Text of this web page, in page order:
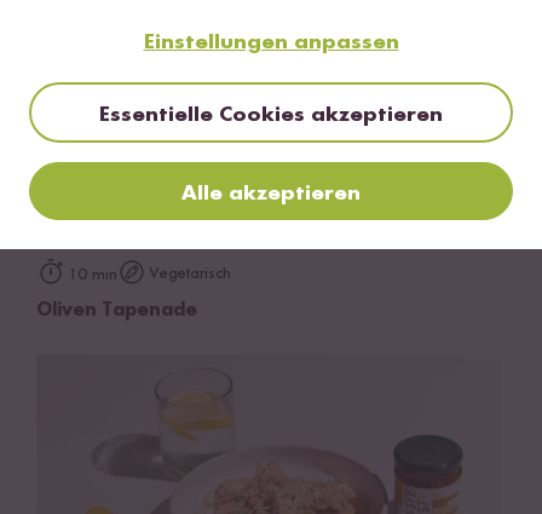
10 min Vegetarisch
Oliven Tapenade
Einstellungen anpassen
Essentielle Cookies akzeptieren
Alle akzeptieren